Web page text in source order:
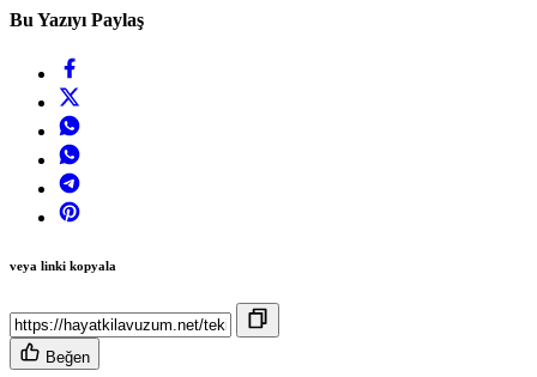
Bu Yazıyı Paylaş
veya linki kopyala
Beğen